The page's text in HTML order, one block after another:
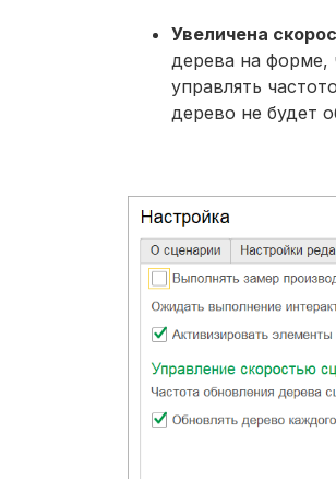
Увеличена
дерева на форме,
управлять
дерево не будет